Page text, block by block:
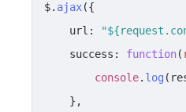
$. ajax({
url :
success : function(
console. log
},